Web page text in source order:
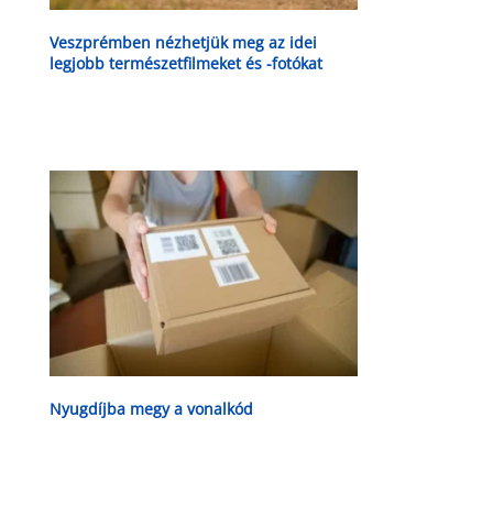
Veszprémben nézhetjük meg az idei
legjobb természetfilmeket és -fotókat
Nyugdíjba megy a vonalkód